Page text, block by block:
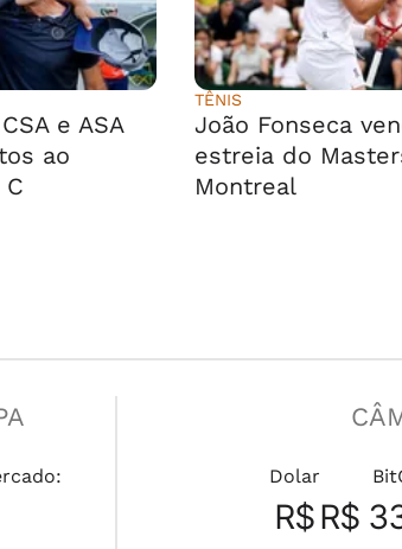
e ASA
ao
TÊNIS
João Fonseca
estreia do
Montreal
Dolar
R$R$